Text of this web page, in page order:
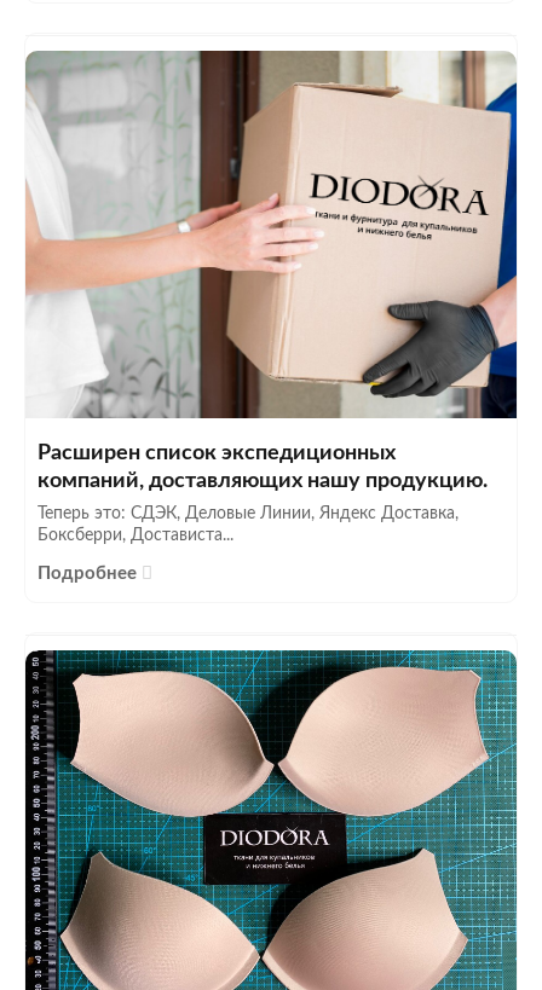
Расширен список экспедиционных
компаний, доставляющих нашу продукцию.
Теперь это: СДЭК, Деловые Линии, Яндекс Доставка,
Боксберри, Достависта...
Подробнее